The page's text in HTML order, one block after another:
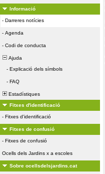
Informació
- Darreres notícies
- Agenda
- Codi de conducta
Ajuda
- Explicació dels símbols
- FAQ
Estadístiques
Fitxes d'identificació
- Fitxes d'identificació
Fitxes de confusió
- Fitxes de confusió
Ocells dels Jardins x a escoles
Sobre ocellsdelsjardins.cat